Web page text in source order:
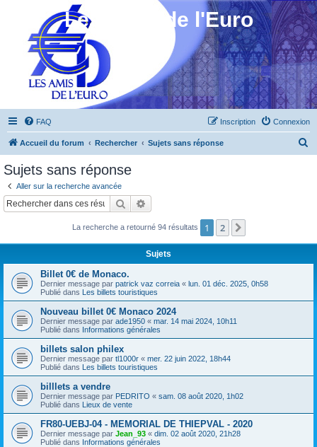
Les Amis de l'Euro
FAQ Connexion
Inscription
Accueil du forum Rechercher Sujets sans réponse
c
Sujets sans réponse
Aller sur la recherche avancée
Rechercher
La recherche a retourné 94 résultats 1 2
Sujets
Billet 0€ de Monaco.
Dernier message par patrick vaz correia « lun. 01 déc. 2025, 0h58
Publié dans Les billets touristiques
Nouveau billet 0€ Monaco 2024
Dernier message par ade1950 « mar. 14 mai 2024, 10h11
Publié dans Informations générales
billets salon philex
Dernier message par tl1000r « mer. 22 juin 2022, 18h44
Publié dans Les billets touristiques
billlets a vendre
Dernier message par PEDRITO « sam. 08 août 2020, 1h02
Publié dans Lieux de vente
FR80-UEBJ-04 - MEMORIAL DE THIEPVAL - 2020
Dernier message par Jean_93 « dim. 02 août 2020, 21h28
Publié dans Informations générales